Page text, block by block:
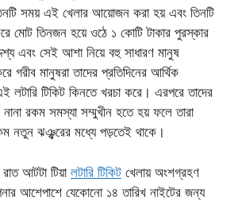
তিনটি সময় এই খেলার আয়োজন করা হয় এবং তিনটি
মোট তিনজন হয়ে ওঠে ১ কোটি টাকার পুরস্কার
এবং সেই আশা নিয়ে বহু সাধারণ মানুষ
গরীব মানুষরা তাদের প্রতিদিনের আর্থিক
লটারি টিকিট কিনতে খরচা করে। এরপরে তাদের
নানা রকম সমস্যা সম্মুখীন হতে হয় ফলে তারা
নতুন ঝঞ্ঝরের মধ্যে পড়তেই থাকে।
আটটা টিয়া লটারি টিকিট খেলায় অংশগ্রহণ
আশেপাশে যেকোনো ১৪ তারিখ নাইটের জন্য